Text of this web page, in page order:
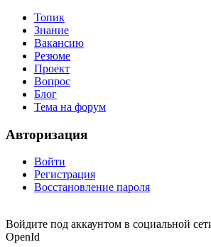
Топик
Знание
Вакансию
Резюме
Проект
Вопрос
Блог
Тема на форум
Авторизация
Войти
Регистрация
Восстановление пароля
Войдите под аккаунтом в социальной
OpenId